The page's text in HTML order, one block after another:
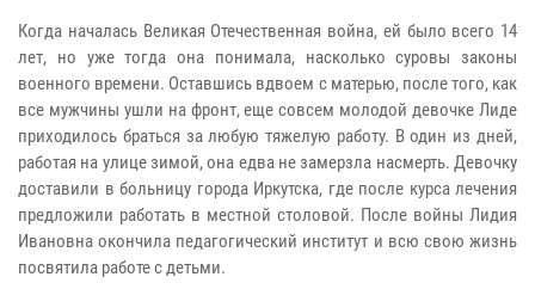
Когда началась Великая Отечественная война, ей было всего 14
лет, но уже тогда она понимала, насколько суровы законы
военного времени. Оставшись вдвоем с матерью, после того, как
все мужчины ушли на фронт, еще совсем молодой девочке Лиде
приходилось браться за любую тяжелую работу. В один из дней,
работая на улице зимой, она едва не замерзла насмерть. Девочку
доставили в больницу города Иркутска, где после курса лечения
предложили работать в местной столовой. После войны Лидия
Ивановна окончила педагогический институт и всю свою жизнь
посвятила работе с детьми.